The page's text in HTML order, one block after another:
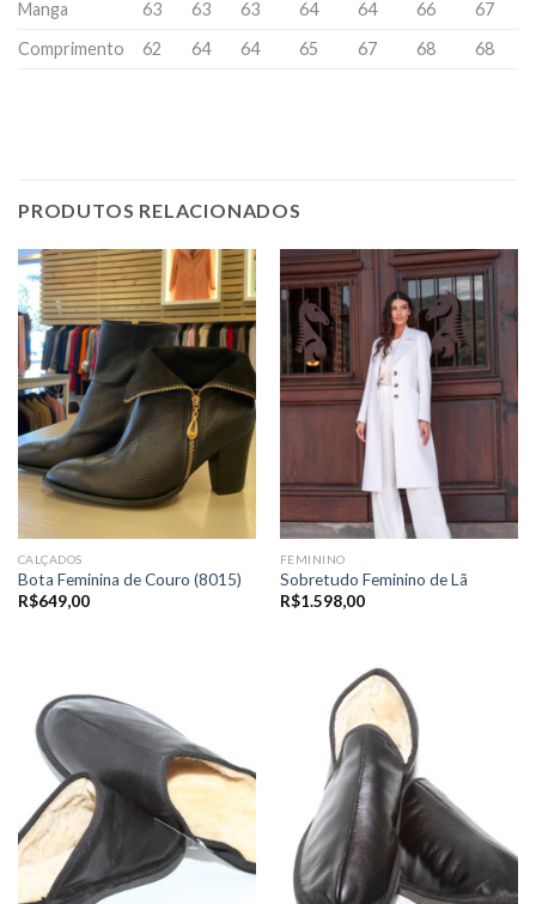
Manga 63 63 63 64 64 66
67
Comprimento
62 64 64 65 67 68 68
PRODUTOS RELACIONADOS
CALÇADOS
Bota Feminina de Couro (8015)
R$649,00
FEMININO
Sobretudo Feminino de Lã
R$1.598,00